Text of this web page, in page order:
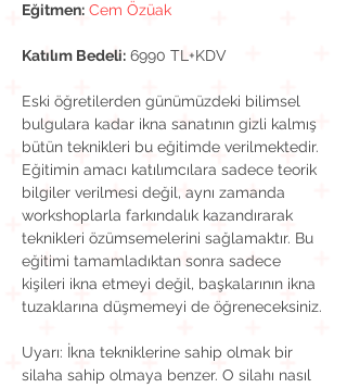
Eğitmen: Cem Özüak
Katılım Bedeli: 6990 TL+KDV
Eski öğretilerden günümüzdeki bilimsel
bulgulara kadar ikna sanatının gizli kalmış
bütün teknikleri bu eğitimde verilmektedir.
Eğitimin amacı katılımcılara sadece teorik
bilgiler verilmesi değil, aynı zamanda
workshoplarla farkındalık kazandırarak
teknikleri özümsemelerini sağlamaktır. Bu
eğitimi tamamladıktan sonra sadece
kişileri ikna etmeyi değil, başkalarının ikna
tuzaklarına düşmemeyi de öğreneceksiniz.
Uyarı: İkna tekniklerine sahip olmak bir
silaha sahip olmaya benzer. O silahı nasıl